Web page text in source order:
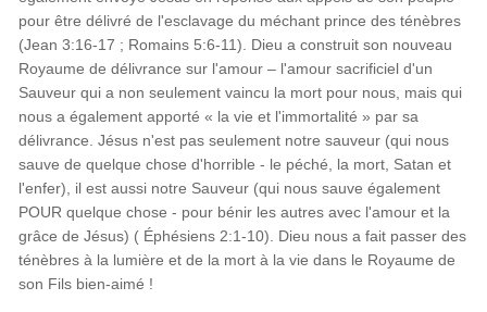
pour être délivré de l'esclavage du méchant prince des ténèbres
(Jean 3:16-17 ; Romains 5:6-11). Dieu a construit son nouveau
Royaume de délivrance sur l'amour – l'amour sacrificiel d'un
Sauveur qui a non seulement vaincu la mort pour nous, mais qui
nous a également apporté « la vie et l'immortalité » par sa
délivrance. Jésus n'est pas seulement notre sauveur (qui nous
sauve de quelque chose d'horrible - le péché, la mort, Satan et
l'enfer), il est aussi notre Sauveur (qui nous sauve également
POUR quelque chose - pour bénir les autres avec l'amour et la
grâce de Jésus) ( Éphésiens 2:1-10). Dieu nous a fait passer des
ténèbres à la lumière et de la mort à la vie dans le Royaume de
son Fils bien-aimé !